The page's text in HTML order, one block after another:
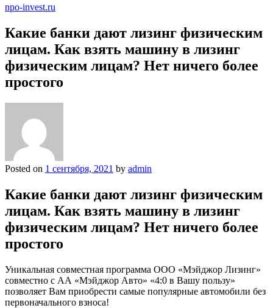
npo-invest.ru
Какие банки дают лизинг физическим
лицам. Как взять машину в лизинг
физическим лицам? Нет ничего более
простого
Posted on 1 сентября, 2021 by admin
Какие банки дают лизинг физическим
лицам. Как взять машину в лизинг
физическим лицам? Нет ничего более
простого
Уникальная совместная программа ООО «Мэйджор Лизинг»
совместно с АА «Мэйджор Авто» «4:0 в Вашу пользу»
позволяет Вам приобрести самые популярные автомобили без
первоначального взноса!